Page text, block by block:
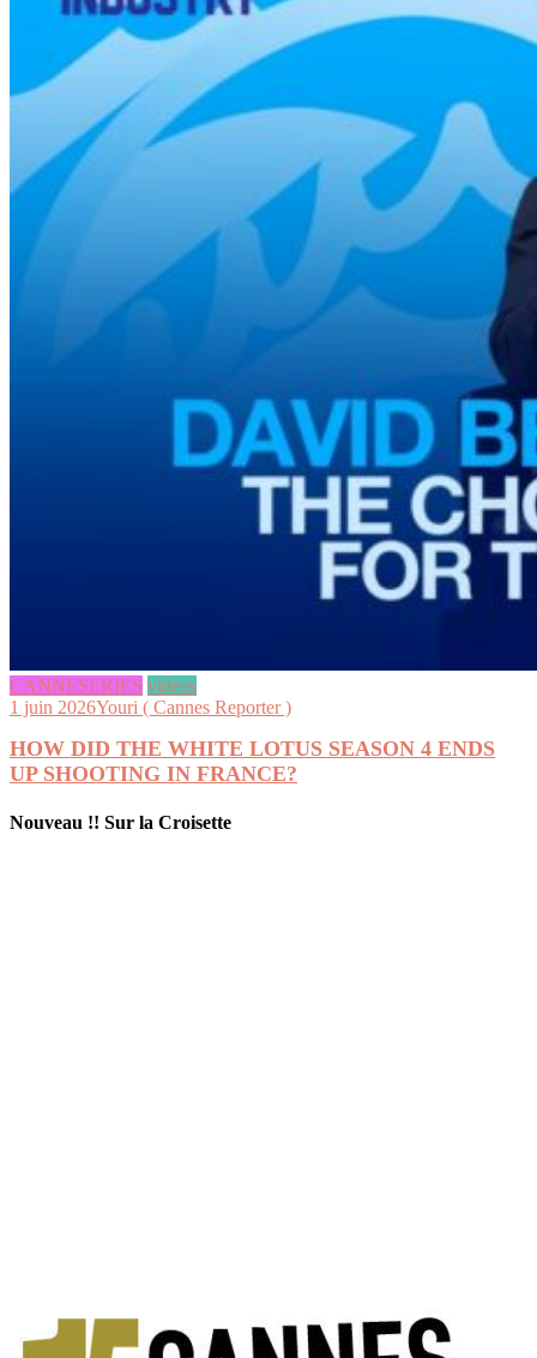
CANNESERIES videos
1 juin 2026Youri ( Cannes Reporter )
HOW DID THE WHITE LOTUS SEASON 4 ENDS
UP SHOOTING IN FRANCE?
Nouveau !! Sur la Croisette